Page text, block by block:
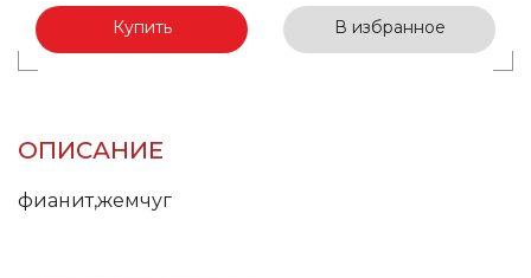
Купить В избранное
ОПИСАНИЕ
фианит,жемчуг